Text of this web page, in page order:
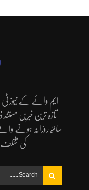
ایم وائے کے نیوزٹی
تازہ ترین خبریں
ساتھ روزانہ ہونے
کی مختلف